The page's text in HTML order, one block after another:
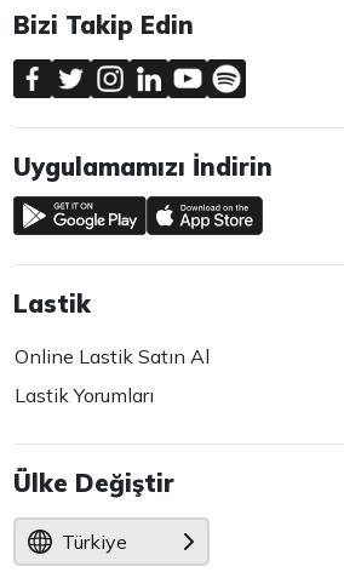
Bizi Takip Edin
Uygulamamızı İndirin
Lastik
Online Lastik Satın Al
Lastik Yorumları
Ülke Değiştir
Türkiye